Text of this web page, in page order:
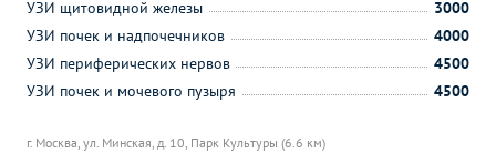
г. Москва, ул. Минская, д. 10, Парк Культуры (6.6 км)
УЗИ щитовидной железы
3000
УЗИ почек и надпочечников
4000
УЗИ периферических нервов
4500
УЗИ почек и мочевого пузыря
4500